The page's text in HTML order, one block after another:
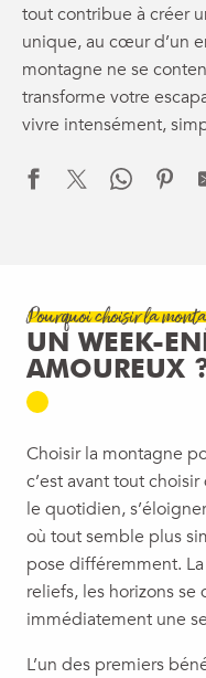
tout contribue à créer
unique, au cœur d’un
montagne ne se
transforme votre
vivre intensément,
Pourquoi choisir la
UN WEEK-
AMOUREUX
Choisir la montagne
c’est avant tout
le quotidien,
où tout semble plus
pose différemment.
reliefs, les horizons se
immédiatement une
L’un des premiers